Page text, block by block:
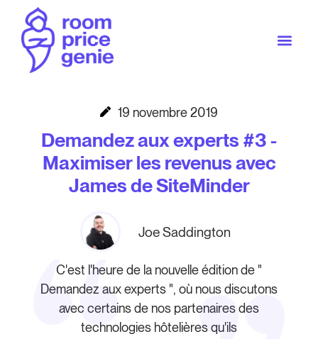
19 novembre 2019
Demandez aux experts #3 -
Maximiser les revenus avec
James de SiteMinder
Joe Saddington
C'est l'heure de la nouvelle édition de "
Demandez aux experts ", où nous discutons
avec certains de nos partenaires des
technologies hôtelières qu'ils